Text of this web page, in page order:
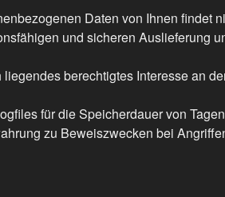
Daten von Ihnen findet
und sicheren Auslieferung
berechtigtes Interesse an
für die Speicherdauer von
zu Beweiszwecken bei